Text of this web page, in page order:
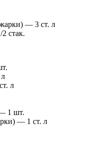
— 3 ст. л
стак.
л
1 шт.
— 1 ст. л